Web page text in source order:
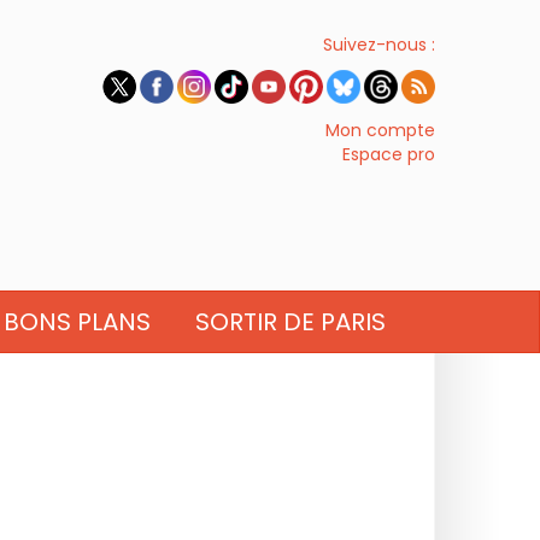
Suivez-nous :
Mon compte
Espace pro
BONS PLANS SORTIR DE PARIS